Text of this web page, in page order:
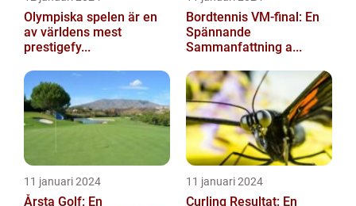
Olympiska spelen är en
av världens mest
prestigefy...
Bordtennis VM-final: En
Spännande
Sammanfattning a...
11 januari 2024
Årsta Golf: En
11 januari 2024
Curling Resultat: En